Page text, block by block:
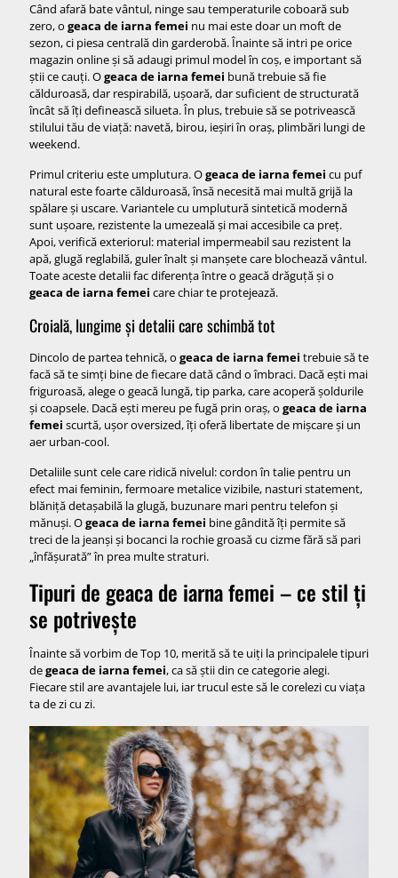
Când afară bate vântul, ninge sau temperaturile coboară sub
zero, o geaca de iarna femei nu mai este doar un moft de
sezon, ci piesa centrală din garderobă. Înainte să intri pe orice
magazin online și să adaugi primul model în coș, e important să
știi ce cauți. Ogeaca de iarna femei bună trebuie să fie
călduroasă, dar respirabilă, ușoară, dar suficient de structurată
încât să îți definească silueta. În plus, trebuie să se potrivească
stilului tău de viață: navetă, birou, ieșiri în oraș, plimbări lungi de
weekend.
Primul criteriu este umplutura. Ogeaca de iarna femei cu puf
natural este foarte călduroasă, însă necesită mai multă grijă la
spălare și uscare. Variantele cu umplutură sintetică modernă
sunt ușoare, rezistente la umezeală și mai accesibile ca preț.
Apoi, verifică exteriorul: material impermeabil sau rezistent la
apă, glugă reglabilă, guler înalt și manșete care blochează vântul.
Toate aceste detalii fac diferența între o geacă drăguță și o
geaca de iarna femei care chiar te protejează.
Croială, lungime și detalii care schimbă tot
Dincolo de partea tehnică, o geaca de iarna femei trebuie să te
facă să te simți bine de fiecare dată când o îmbraci. Dacă ești mai
friguroasă, alege o geacă lungă, tip parka, care acoperă șoldurile
și coapsele. Dacă ești mereu pe fugă prin oraș, o geaca de iarna
femei scurtă, ușor oversized, îți oferă libertate de mișcare și un
aer urban-cool.
Detaliile sunt cele care ridică nivelul: cordon în talie pentru un
efect mai feminin, fermoare metalice vizibile, nasturi statement,
blăniță detașabilă la glugă, buzunare mari pentru telefon și
mănuși. Ogeaca de iarna femei bine gândită îți permite să
treci de la jeanși și bocanci la rochie groasă cu cizme fără să pari
„înfășurată” în prea multe straturi.
Tipuri de geaca de iarna femei – ce stil ți
se potrivește
Înainte să vorbim de Top 10, merită să te uiți la principalele tipuri
degeaca de iarna femei, ca să știi din ce categorie alegi.
Fiecare stil are avantajele lui, iar trucul este să le corelezi cu viața
ta de zi cu zi.